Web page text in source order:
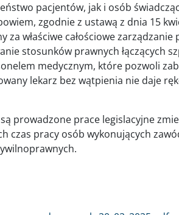
pacjentów, jak i osób
zgodnie z ustawą z dnia 15
za właściwe całościowe zarządzanie
stosunków prawnych łączących
medycznym, które pozwoli
lekarz bez wątpienia nie daje
prowadzone prace legislacyjne
czas pracy osób wykonujących